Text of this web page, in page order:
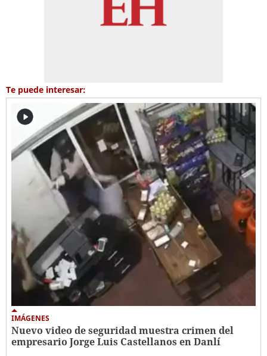
Te puede interesar:
IMÁGENES
Nuevo video de seguridad muestra crimen del
empresario Jorge Luis Castellanos en Danlí